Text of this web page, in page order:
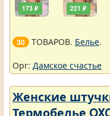
173 ₽ 221 ₽
30 ТОВАРОВ. Белье.
Орг: Дамское счастье
Женские
Термобелье